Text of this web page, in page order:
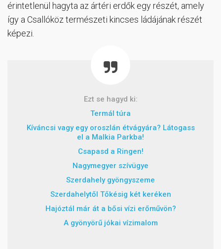
érintetlenül hagyta az ártéri erdők egy részét, amely
így a Csallóköz természeti kincses ládájának részét
képezi.
Ezt se hagyd ki:
Termál túra
Kíváncsi vagy egy oroszlán étvágyára? Látogass
el a Malkia Parkba!
Csapasd a Ringen!
Nagymegyer szívügye
Szerdahely gyöngyszeme
Szerdahelytől Tőkésig két keréken
Hajóztál már át a bősi vízi erőművön?
A gyönyörű jókai vízimalom